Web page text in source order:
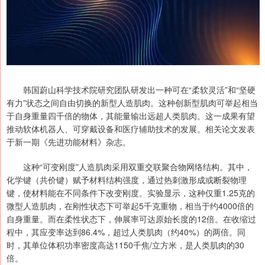
韩国蔚山科学技术院研究团队研发出一种可在“柔软灵活”和“坚硬
有力”状态之间自由切换的新型人造肌肉。这种创新型肌肉可举起相当
于自身重量四千倍的物体，其能量输出远超人类肌肉。这一成果有望
推动软体机器人、可穿戴设备和医疗辅助技术的发展。相关论文发表
于新一期《先进功能材料》杂志。
这种“可变刚度”人造肌肉采用双重交联聚合物网络结构。其中，
化学键（共价键）赋予材料结构强度，通过热刺激形成或断裂物理
键，使材料能在不同条件下改变刚度。实验显示，这种仅重1.25克的
微型人造肌肉，在刚性状态下可举起5千克重物，相当于约4000倍的
自身重量。而在柔性状态下，伸展率可达原始长度的12倍。在收缩过
程中，其应变率达到86.4%，超过人类肌肉（约40%）的两倍。同
时，其单位体积功率密度高达1150千焦/立方米，是人类肌肉的30
倍。